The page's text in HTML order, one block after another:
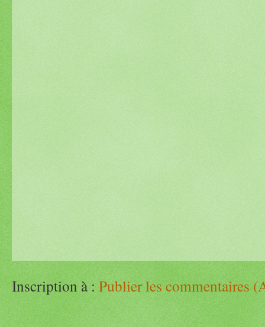
Inscription à :Publier les commentaires